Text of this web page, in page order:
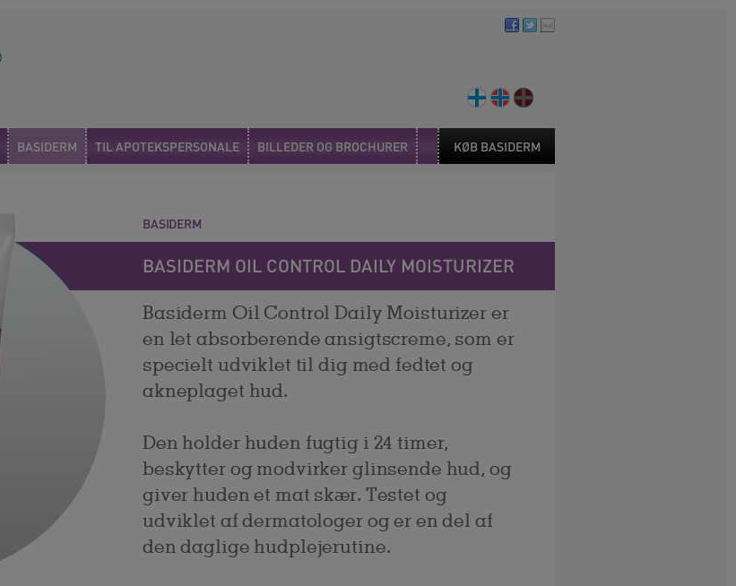
BASIDERM TIL APOTEKSPERSONALE BILLEDER OG BROCHURER KØB BASIDERM
BASIDERM
BASIDERM OIL CONTROL DAILY MOISTURIZER
Basiderm Oil Control Daily Moisturizer er
en let absorberende ansigtscreme, som er
specielt udviklet til dig med fedtet og
akneplaget hud.
Den holder huden fugtig i 24 timer,
beskytter og modvirker glinsende hud, og
giver huden et mat skær. Testet og
udviklet af dermatologer og er en del af
den daglige hudplejerutine.